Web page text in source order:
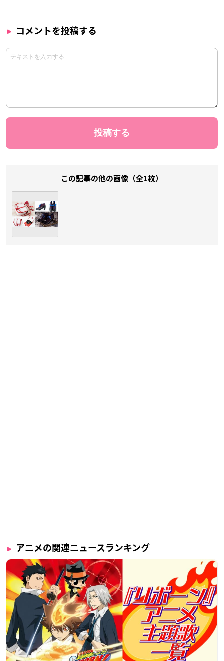
コメントを投稿する
この記事の他の画像（全1枚）
アニメの関連ニュースランキング